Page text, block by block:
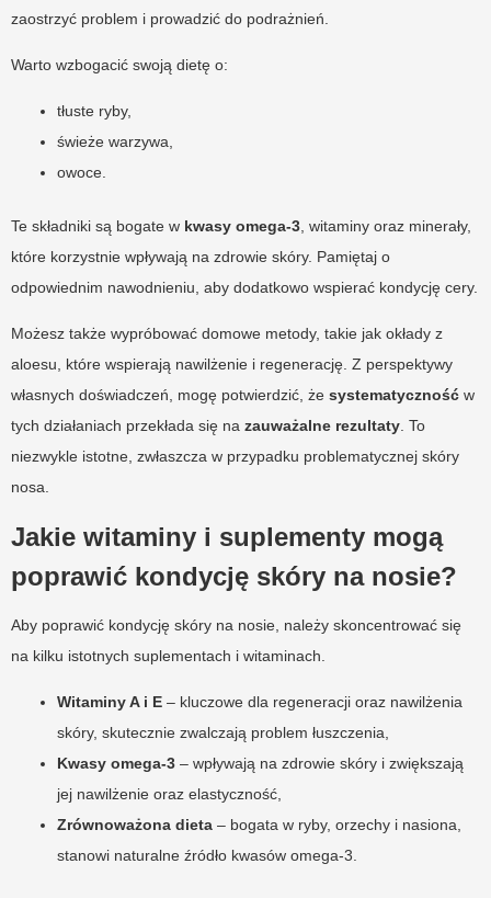
zaostrzyć problem i prowadzić do podrażnień.
Warto wzbogacić swoją dietę o:
tłuste ryby,
świeże warzywa,
owoce.
Te składniki są bogate w kwasy omega-3 , witaminy oraz minerały,
które korzystnie wpływają na zdrowie skóry. Pamiętaj o
odpowiednim nawodnieniu, aby dodatkowo wspierać kondycję cery.
Możesz także wypróbować domowe metody, takie jak okłady z
aloesu, które wspierają nawilżenie i regenerację. Z perspektywy
własnych doświadczeń, mogę potwierdzić, że systematyczność w
tych działaniach przekłada się na zauważalne rezultaty . To
niezwykle istotne, zwłaszcza w przypadku problematycznej skóry
nosa.
Jakie witaminy i suplementy mogą
poprawić kondycję skóry na nosie?
Aby poprawić kondycję skóry na nosie, należy skoncentrować się
na kilku istotnych suplementach i witaminach.
Witaminy A i E – kluczowe dla regeneracji oraz nawilżenia
skóry, skutecznie zwalczają problem łuszczenia,
Kwasy omega-3 – wpływają na zdrowie skóry i zwiększają
jej nawilżenie oraz elastyczność,
Zrównoważona dieta – bogata w ryby, orzechy i nasiona,
stanowi naturalne źródło kwasów omega-3.